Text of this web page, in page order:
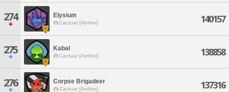
274 Elysium
Cactuar [Aether] 140157
275 Kabal
Cactuar [Aether] 138858
276 Corpse Brigadeer
Cactuar [Aether] 137316